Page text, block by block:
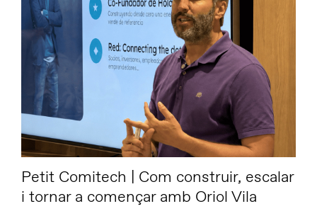
Petit Comitech | Com construir, escalar
i tornar a començar amb Oriol Vila